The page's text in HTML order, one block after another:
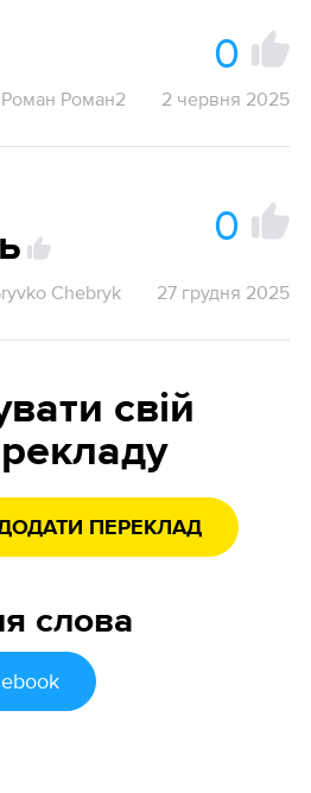
0
Роман Роман2 2 червня 2025
0
Chebryk 27 грудня 2025
свій
ПЕРЕКЛАД
слова